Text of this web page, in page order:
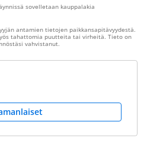
sovelletaan kauppalakia
antamien tietojen paikkansapitävyydestä.
tahattomia puutteita tai virheitä. Tieto on
vahvistanut.